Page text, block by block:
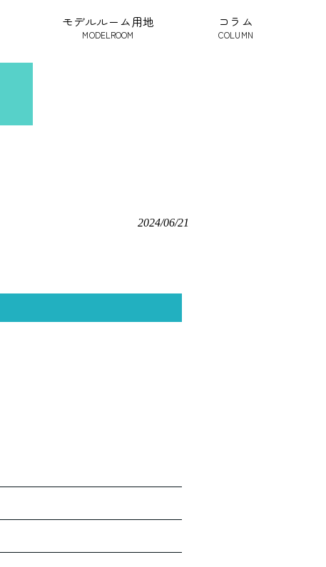
モデルルーム用地
MODELROOM
コラム
COLUMN
2024/06/21